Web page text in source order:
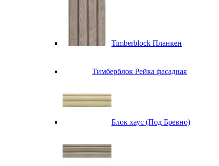
Timberblock Планкен
Тимберблок Рейка фасадная
Блок хаус (Под Бревно)